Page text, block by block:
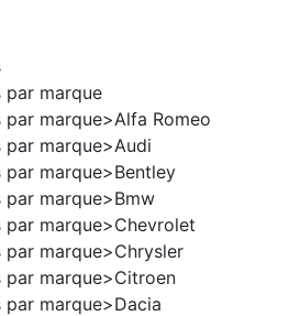
par marque
marque>Alfa Romeo
par marque>Audi
par marque>Bentley
par marque>Bmw
par marque>Chevrolet
par marque>Chrysler
par marque>Citroen
par marque>Dacia